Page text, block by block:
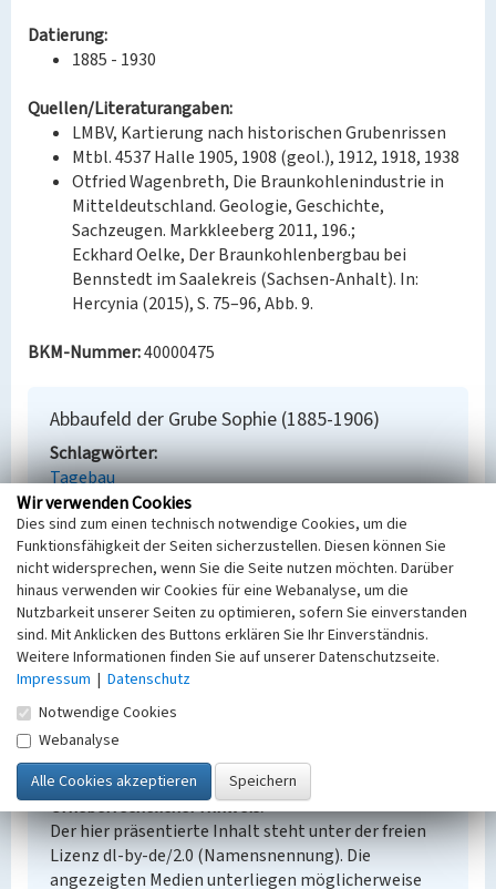
Datierung:
1885 - 1930
Quellen/Literaturangaben:
LMBV, Kartierung nach historischen Grubenrissen
Mtbl. 4537 Halle 1905, 1908 (geol.), 1912, 1918, 1938
Otfried Wagenbreth, Die Braunkohlenindustrie in
Mitteldeutschland. Geologie, Geschichte,
Sachzeugen. Markkleeberg 2011, 196.;
Eckhard Oelke, Der Braunkohlenbergbau bei
Bennstedt im Saalekreis (Sachsen-Anhalt). In:
Hercynia (2015), S. 75–96, Abb. 9.
BKM-Nummer:40000475
Abbaufeld der Grube Sophie (1885-1906)
Schlagwörter
Tagebau
Ort
Salzatal
Fachsicht(en)
Denkmalpflege
Erfassungsmaßstab
Keine Angabe
Erfassungsmethode
Übernahme aus externer Fachdatenbank
Empfohlene Zitierweise
Urheberrechtlicher Hinweis
Der hier präsentierte Inhalt steht unter der freien
Lizenz dl-by-de/2.0 (Namensnennung). Die
angezeigten Medien unterliegen möglicherweise
Wir verwenden Cookies
Dies sind zum einen technisch notwendige Cookies, um die
Funktionsfähigkeit der Seiten sicherzustellen. Diesen können Sie
nicht widersprechen, wenn Sie die Seite nutzen möchten. Darüber
hinaus verwenden wir Cookies für eine Webanalyse, um die
Nutzbarkeit unserer Seiten zu optimieren, sofern Sie einverstanden
sind. Mit Anklicken des Buttons erklären Sie Ihr Einverständnis.
Weitere Informationen finden Sie auf unserer Datenschutzseite.
Impressum | Datenschutz
Notwendige Cookies
Webanalyse